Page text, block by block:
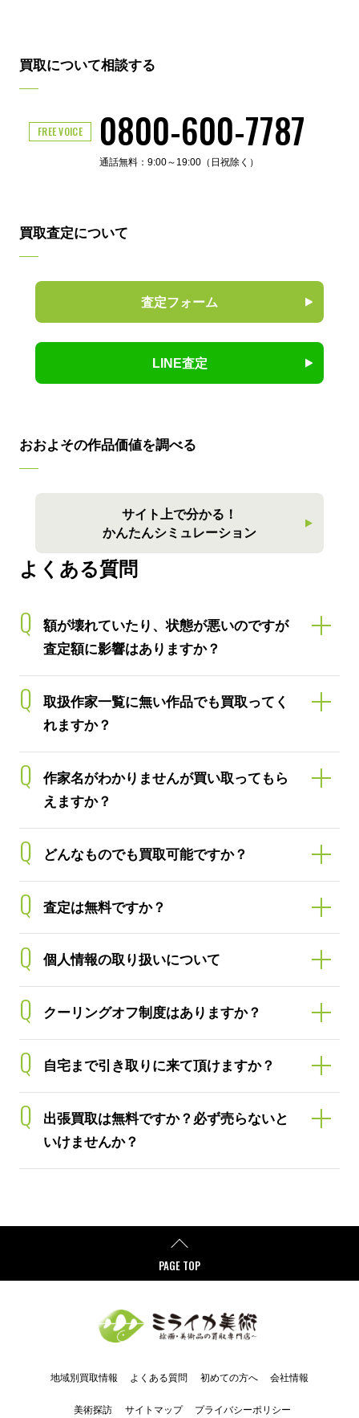
買取について相談する
FREE VOICE 0800-600-7787
通話無料：9:00～19:00（日祝除く）
買取査定について
査定フォーム
LINE査定
おおよその作品価値を調べる
サイト上で分かる！
かんたんシミュレーション
よくある質問
Q
額が壊れていたり、状態が悪いのですが
査定額に影響はありますか？
Q
取扱作家一覧に無い作品でも買取ってく
れますか？
Q
作家名がわかりませんが買い取ってもら
えますか？
Q どんなものでも買取可能ですか？
Q 査定は無料ですか？
Q 個人情報の取り扱いについて
Q クーリングオフ制度はありますか？
Q 自宅まで引き取りに来て頂けますか？
Q
出張買取は無料ですか？必ず売らないと
いけませんか？
PAGE TOP
地域別買取情報 よくある質問 初めての方へ 会社情報
美術探訪 サイトマップ プライバシーポリシー